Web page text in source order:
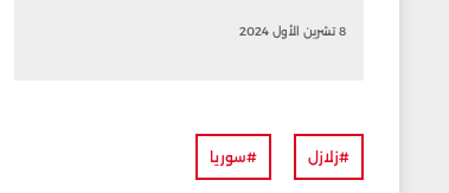
8 تشرين الأول 2024
#زلازل #سوريا